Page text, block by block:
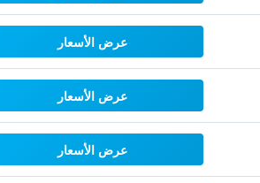
عرض الأسعار
عرض الأسعار
عرض الأسعار